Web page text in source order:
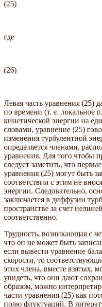
(25)
где
(26)
Левая часть уравнения (25)
по времени (т. е. локальное
кинетической энергии на
словами, уравнение (25)
изменения турбулентной
определяется членами,
уравнения. Для того чтобы
следует заметить, что
уравнения (25) могут быть
соответствии с этим не
энергии. Следовательно,
заключается в диффузии
пространстве за счет
соответственно.
Трудность, возникающая с
что он не может быть
если вывести уравнение
скорости, то
этих члена, вместе взятых,
увидеть, что они дают
образом, можно
части уравнения (25) как
полю флуктуаций. В